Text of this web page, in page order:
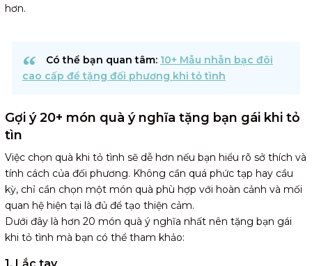
hơn.
Có thể bạn quan tâm: 10+ Mẫu nhẫn bạc đôi
cao cấp để tặng đối phương khi tỏ tình
Gợi ý 20+ món quà ý nghĩa tặng bạn gái khi tỏ
tìn
Việc chọn quà khi tỏ tình sẽ dễ hơn nếu bạn hiểu rõ sở thích và
tính cách của đối phương. Không cần quá phức tạp hay cầu
kỳ, chỉ cần chọn một món quà phù hợp với hoàn cảnh và mối
quan hệ hiện tại là đủ để tạo thiện cảm.
Dưới đây là hơn 20 món quà ý nghĩa nhất nên tặng bạn gái
khi tỏ tình mà bạn có thể tham khảo: